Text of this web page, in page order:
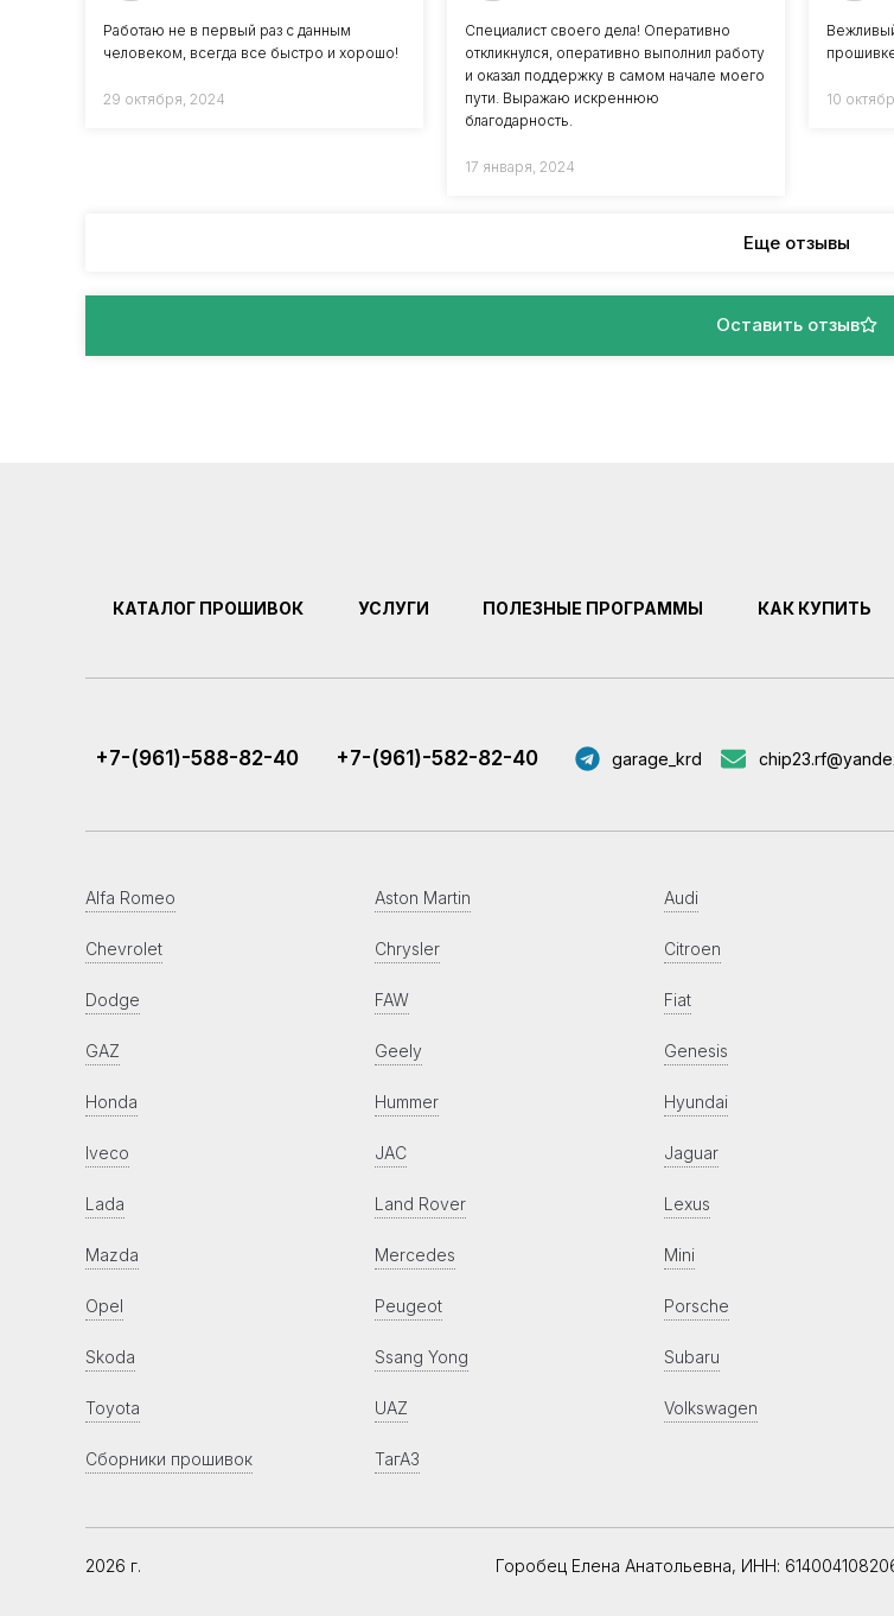
Работаю не в первый раз с данным
человеком, всегда все быстро и хорошо!
29 октября, 2024
Специалист своего дела! Оперативно
откликнулся, оперативно выполнил работу
и оказал поддержку в самом начале моего
пути. Выражаю искреннюю
благодарность.
17 января, 2024
10
Еще отзывы
Оставить отзыв
КАТАЛОГ ПРОШИВОК УСЛУГИ ПОЛЕЗНЫЕ ПРОГРАММЫ КАК КУПИТЬ
+7-(961)-588-82-40 +7-(961)-582-82-40 garage_krd
Alfa Romeo Aston Martin Audi
Chevrolet Chrysler Citroen
Dodge FAW Fiat
GAZ Geely Genesis
Honda Hummer Hyundai
Iveco JAC Jaguar
Lada Land Rover Lexus
Mazda Mercedes Mini
Opel Peugeot Porsche
Skoda Ssang Yong Subaru
Toyota UAZ Volkswagen
Сборники прошивок ТагАЗ
2026 г. Горобец Елена Анатольевна, ИНН: